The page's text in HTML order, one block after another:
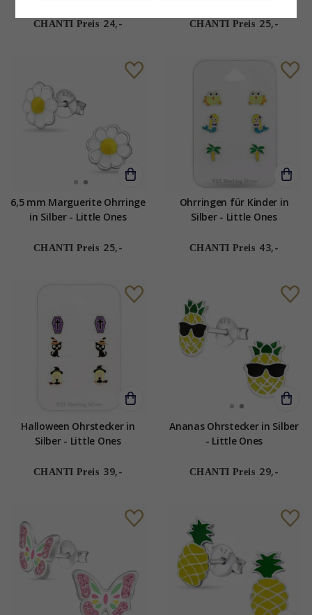
CHANTI Preis 24,- CHANTI Preis 25,-
6,5 mm Marguerite Ohrringe
in Silber - Little Ones
CHANTI Preis 25,-
Ohrringen für Kinder in
Silber - Little Ones
CHANTI Preis 43,-
Halloween Ohrstecker in
Silber - Little Ones
CHANTI Preis 39,-
Ananas Ohrstecker in Silber
- Little Ones
CHANTI Preis 29,-